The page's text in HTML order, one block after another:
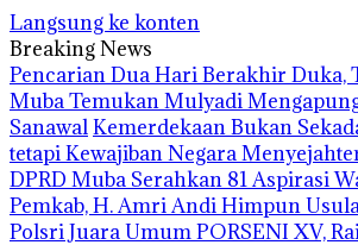
Langsung ke konten
Breaking News
Pencarian Dua Hari Berakhir Duka,
Muba Temukan Mulyadi
SanawalKemerdekaan Bukan
tetapi Kewajiban Negara
DPRD Muba Serahkan 81 Aspirasi
Pemkab, H. Amri Andi Himpun
Polsri Juara Umum PORSENI XV,